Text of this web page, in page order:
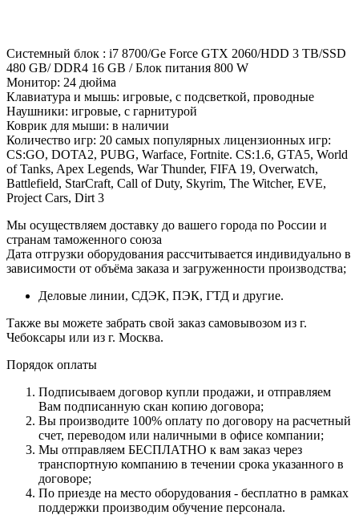
Системный блок : i7 8700/Ge Force GTX 2060/HDD 3 TB/SSD
480 GB/ DDR4 16 GB / Блок питания 800 W
Монитор: 24 дюйма
Клавиатура и мышь: игровые, с подсветкой, проводные
Наушники: игровые, с гарнитурой
Коврик для мыши: в наличии
Количество игр: 20 самых популярных лицензионных игр:
CS:GO, DOTA2, PUBG, Warface, Fortnite. CS:1.6, GTA5, World
of Tanks, Apex Legends, War Thunder, FIFA 19, Overwatch,
Battlefield, StarCraft, Call of Duty, Skyrim, The Witcher, EVE,
Project Cars, Dirt 3
Мы осуществляем доставку до вашего города по России и
странам таможенного союза
Дата отгрузки оборудования рассчитывается индивидуально в
зависимости от объёма заказа и загруженности производства;
Деловые линии, СДЭК, ПЭК, ГТД и другие.
Также вы можете забрать свой заказ самовывозом из г.
Чебоксары или из г. Москва.
Порядок оплаты
Подписываем договор купли продажи, и отправляем
Вам подписанную скан копию договора;
Вы производите 100% оплату по договору на расчетный
счет, переводом или наличными в офисе компании;
Мы отправляем БЕСПЛАТНО к вам заказ через
транспортную компанию в течении срока указанного в
договоре;
По приезде на место оборудования - бесплатно в рамках
поддержки производим обучение персонала.